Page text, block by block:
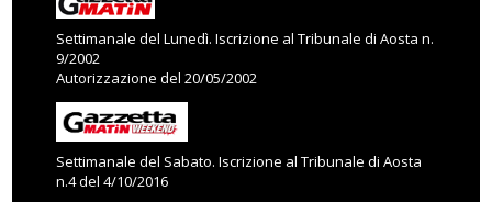
Settimanale del Lunedì. Iscrizione al Tribunale di Aosta n.
9/2002
Autorizzazione del 20/05/2002
Settimanale del Sabato. Iscrizione al Tribunale di Aosta
n.4 del 4/10/2016